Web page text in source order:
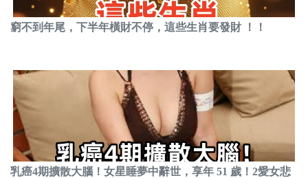
窮不到年尾，下半年橫財不停，這些生肖要發財 ！！
乳癌4期擴散大腦！女星睡夢中辭世，享年 51 歲！2愛女悲